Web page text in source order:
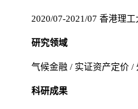
2020/07-2021/07 香港理
研究领域
气候金融 / 实证资产定价 /
科研成果